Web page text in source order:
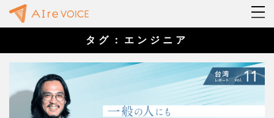
タグ：エンジニア